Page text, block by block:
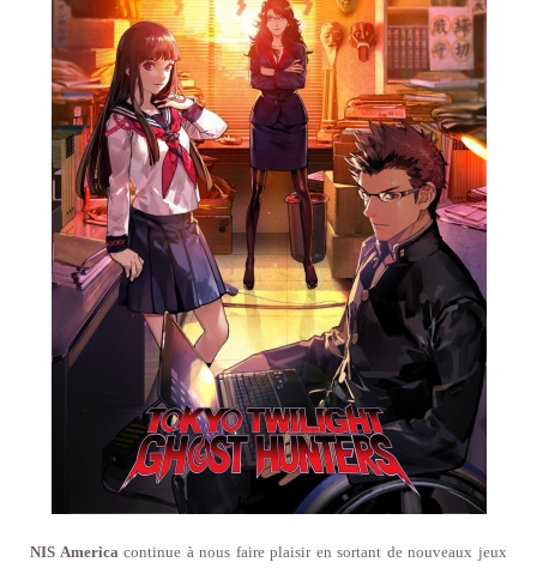
NIS America continue à nous faire plaisir en sortant de nouveaux jeux